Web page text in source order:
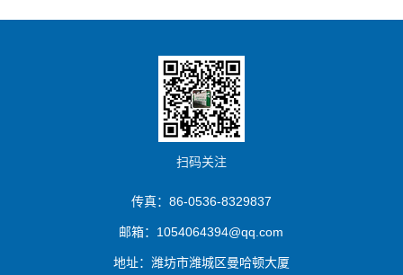
扫码关注
传真：86-0536-8329837
邮箱：1054064394@qq.com
地址：潍坊市潍城区曼哈顿大厦